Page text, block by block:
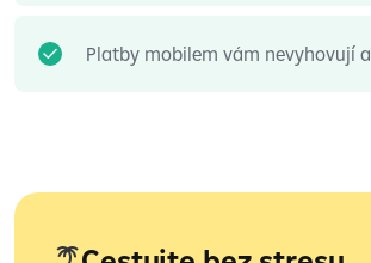
Platby mobilem vám nevyhovují a